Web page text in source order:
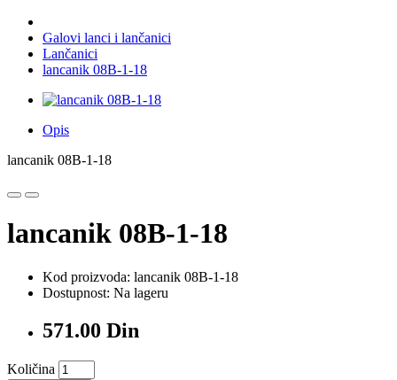
Galovi lanci i lančanici
Lančanici
lancanik 08B-1-18
Opis
lancanik 08B-1-18
lancanik 08B-1-18
Kod proizvoda: lancanik 08B-1-18
Dostupnost: Na lageru
571.00 Din
Količina